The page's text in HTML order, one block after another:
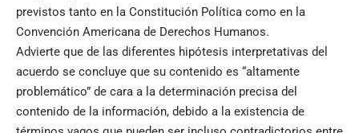
previstos tanto en la Constitución Política como en la
Convención Americana de Derechos Humanos.
Advierte que de las diferentes hipótesis interpretativas del
acuerdo se concluye que su contenido es “altamente
problemático” de cara a la determinación precisa del
contenido de la información, debido a la existencia de